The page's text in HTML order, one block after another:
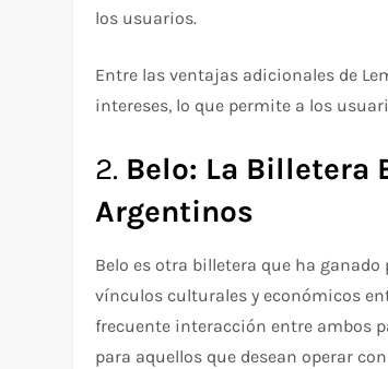
los usuarios.
Entre las ventajas adicionales de
intereses, lo que permite a los
2. Belo: La Billetera
Argentinos
Belo es otra billetera que ha
vínculos culturales y económicos
frecuente interacción entre ambos
para aquellos que desean operar